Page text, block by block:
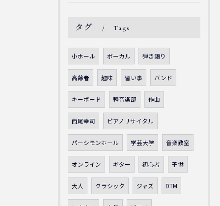
タグ Tags
小ホール ボーカル 弾き語り
高齢者 趣味 習い事 バンド
キーボード 軽音楽部 作曲
西尾幸司 ピアノリサイタル
パーシモンホール 学芸大学 音楽教室
オンライン ギター 初心者 子供
大人 クラシック ジャズ DTM